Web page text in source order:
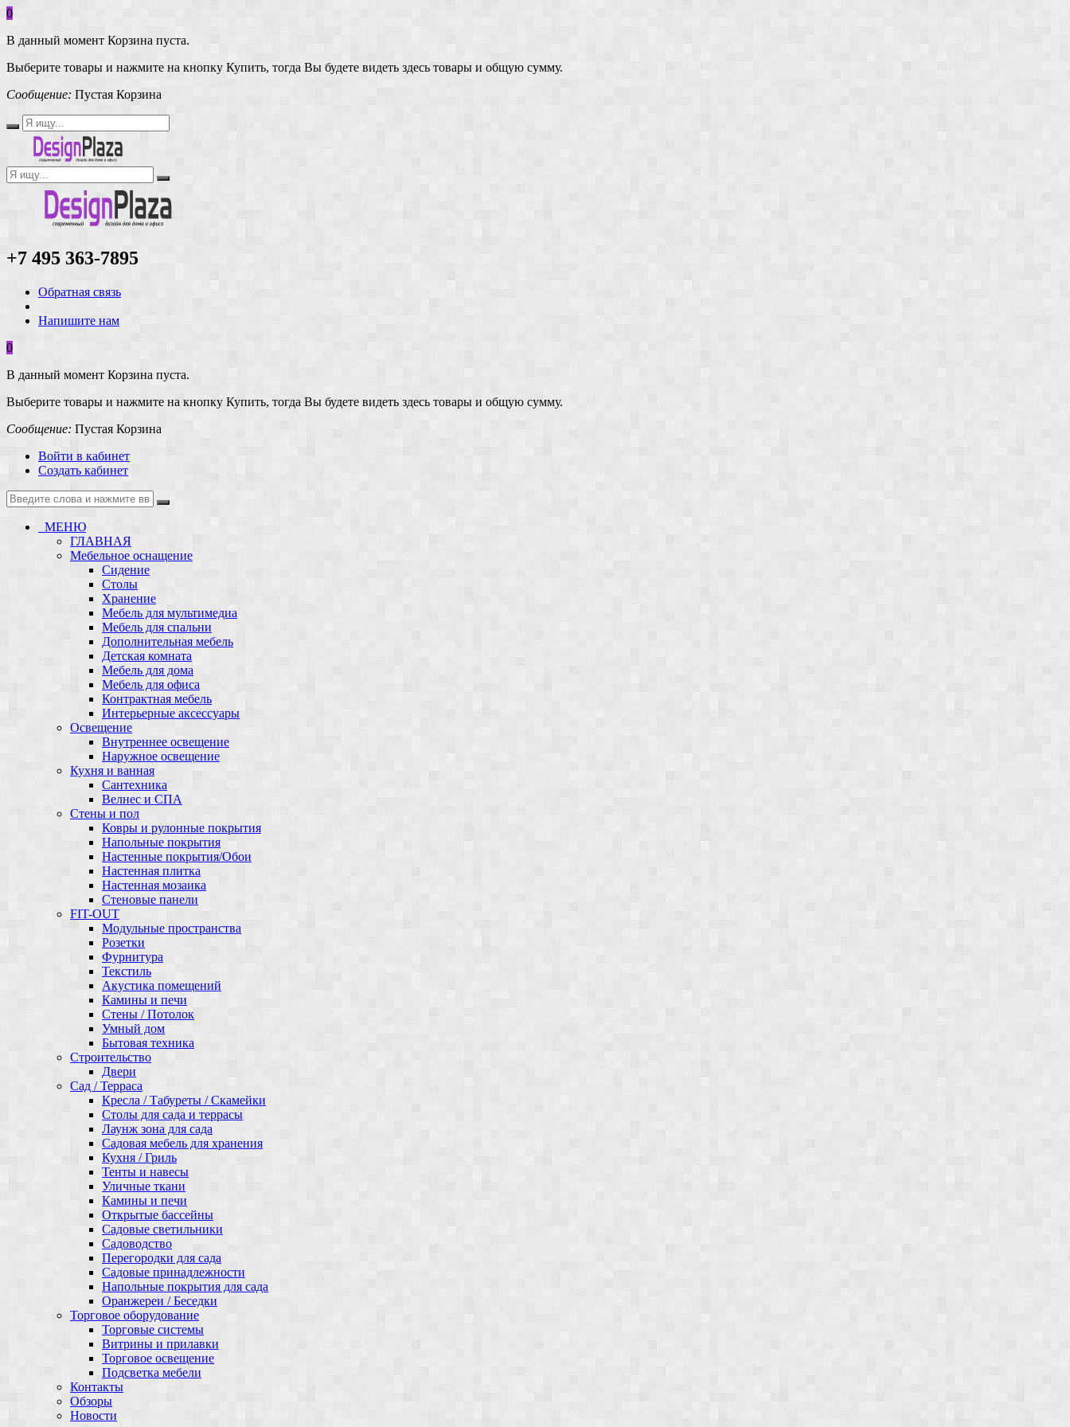
0
В данный момент Корзина пуста.
Выберите товары и нажмите на кнопку Купить, тогда Вы будете видеть здесь товары и общую сумму.
Сообщение: Пустая Корзина
+7 495 363-7895
Обратная связь
Напишите нам
0
В данный момент Корзина пуста.
Выберите товары и нажмите на кнопку Купить, тогда Вы будете видеть здесь товары и общую сумму.
Сообщение: Пустая Корзина
Войти в кабинет
Создать кабинет
МЕНЮ
ГЛАВНАЯ
Мебельное оснащение
Сидение
Столы
Хранение
Мебель для мультимедиа
Мебель для спальни
Дополнительная мебель
Детская комната
Мебель для дома
Мебель для офиса
Контрактная мебель
Интерьерные аксессуары
Освещение
Внутреннее освещение
Наружное освещение
Кухня и ванная
Сантехника
Велнес и СПА
Стены и пол
Ковры и рулонные покрытия
Напольные покрытия
Настенные покрытия/Обои
Настенная плитка
Настенная мозаика
Стеновые панели
FIT-OUT
Модульные пространства
Розетки
Фурнитура
Текстиль
Акустика помещений
Камины и печи
Стены / Потолок
Умный дом
Бытовая техника
Строительство
Двери
Сад / Терраса
Кресла / Табуреты / Скамейки
Столы для сада и террасы
Лаунж зона для сада
Садовая мебель для хранения
Кухня / Гриль
Тенты и навесы
Уличные ткани
Камины и печи
Открытые бассейны
Садовые светильники
Садоводство
Перегородки для сада
Садовые принадлежности
Напольные покрытия для сада
Оранжереи / Беседки
Торговое оборудование
Торговые системы
Витрины и прилавки
Торговое освещение
Подсветка мебели
Контакты
Обзоры
Новости